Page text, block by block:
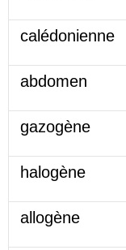
calédonienne
abdomen
gazogène
halogène
allogène